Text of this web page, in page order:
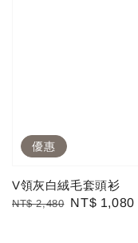
優惠
V領灰白絨毛套頭衫
Regular
NT$ 2,480 Sale
NT$ 1,080